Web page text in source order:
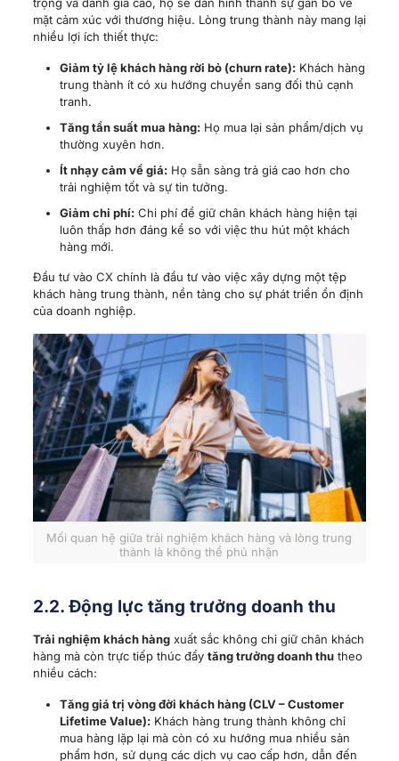
mặt cảm xúc với thương hiệu. Lòng trung thành này mang lại
nhiều lợi ích thiết thực:
Giảm tỷ lệ khách hàng rời bỏ (churn rate):Khách hàng
trung thành ít có xu hướng chuyển sang đối thủ cạnh
tranh.
Tăng tần suất mua hàng:Họ mua lại sản phẩm/dịch vụ
thường xuyên hơn.
Ít nhạy cảm về giá:Họ sẵn sàng trả giá cao hơn cho
trải nghiệm tốt và sự tin tưởng.
Giảm chi phí:Chi phí để giữ chân khách hàng hiện tại
luôn thấp hơn đáng kể so với việc thu hút một khách
hàng mới.
Đầu tư vào CX chính là đầu tư vào việc xây dựng một tệp
khách hàng trung thành, nền tảng cho sự phát triển ổn định
của doanh nghiệp.
Mối quan hệ giữa trải nghiệm khách hàng và lòng trung
thành là không thể phủ nhận
2.2. Động lực tăng trưởng doanh thu
Trải nghiệm khách hàngxuất sắc không chỉ giữ chân khách
hàng mà còn trực tiếp thúc đẩy tăng trưởng doanh thutheo
nhiều cách:
Tăng giá trị vòng đời khách hàng (CLV – Customer
Lifetime Value):Khách hàng trung thành không chỉ
mua hàng lặp lại mà còn có xu hướng mua nhiều sản
phẩm hơn, sử dụng các dịch vụ cao cấp hơn, dẫn đến